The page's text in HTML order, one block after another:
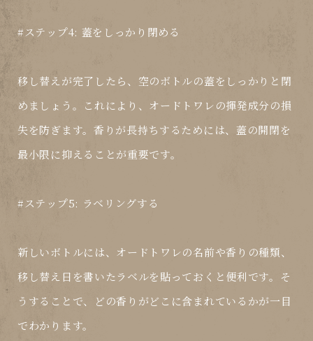
#ステップ4: 蓋をしっかり閉める
移し替えが完了したら、空のボトルの蓋をしっかりと閉
めましょう。これにより、オードトワレの揮発成分の損
失を防ぎます。香りが長持ちするためには、蓋の開閉を
最小限に抑えることが重要です。
#ステップ5: ラベリングする
新しいボトルには、オードトワレの名前や香りの種類、
移し替え日を書いたラベルを貼っておくと便利です。そ
うすることで、どの香りがどこに含まれているかが一目
でわかります。